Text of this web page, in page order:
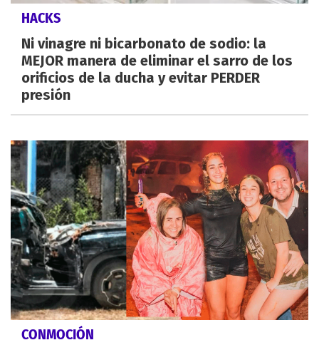
HACKS
Ni vinagre ni bicarbonato de sodio: la
MEJOR manera de eliminar el sarro de los
orificios de la ducha y evitar PERDER
presión
CONMOCIÓN